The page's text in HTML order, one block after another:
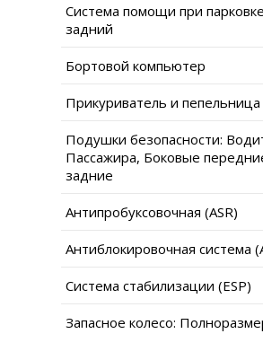
Система помощи при
задний
Бортовой компьютер
Прикуриватель и пепельница
Подушки безопасности:
Пассажира, Боковые
задние
Антипробуксовочная (ASR)
Антиблокировочная система
Система стабилизации (ESP)
Запасное колесо: